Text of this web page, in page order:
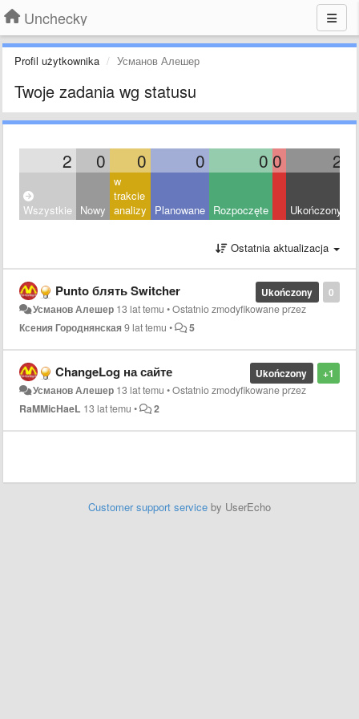
Unchecky
Profil użytkownika Усманов Алешер
Twoje zadania wg statusu
2 0 0 0 0 0 2
Wszystkie Nowy
w
trakcie
analizy
Planowane Rozpoczęte Ukończony
Ostatnia aktualizacja
0
Ukończony
Punto блять Switcher
Усманов Алешер 13 lat temu •Ostatnio zmodyfikowane przez
Ксения Городнянская9 lat temu • 5
+1
Ukończony
ChangeLog на сайте
Усманов Алешер 13 lat temu •Ostatnio zmodyfikowane przez
RaMMicHaeL 13 lat temu • 2
Customer support service by UserEcho